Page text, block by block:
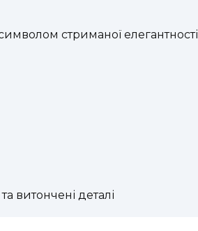
стриманої елегантності
витончені деталі